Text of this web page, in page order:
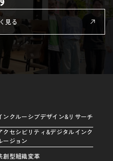
見る
ンクルーシブデザイン&リサーチ
クセシビリティ&デジタルインク
ージョン
創型組織変革